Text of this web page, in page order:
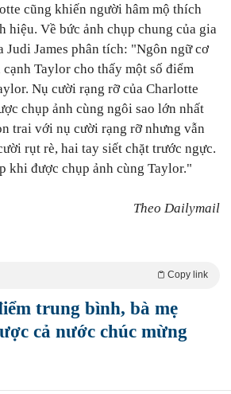
cũng khiến người hâm mộ thích
Về bức ảnh chụp chung của gia
James phân tích: "Ngôn ngữ cơ
Taylor cho thấy một số điểm
Nụ cười rạng rỡ của Charlotte
chụp ảnh cùng ngôi sao lớn nhất
trai với nụ cười rạng rỡ nhưng vẫn
rụt rè, hai tay siết chặt trước ngực.
khi được chụp ảnh cùng Taylor."
Theo Dailymail
Copy link
trung bình, bà mẹ
cả nước chúc mừng